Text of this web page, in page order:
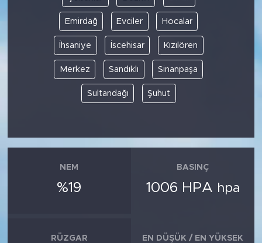
Emirdağ Evciler Hocalar
İhsaniye İscehisar Kızılören
Merkez Sandıklı Sinanpaşa
Sultandağı Şuhut
NEM
%19
BASINÇ
1006 HPA hpa
RÜZGAR EN DÜŞÜK / EN YÜKSEK
KÜLTÜR SANAT
YAŞAM
KADIN
SİYASET